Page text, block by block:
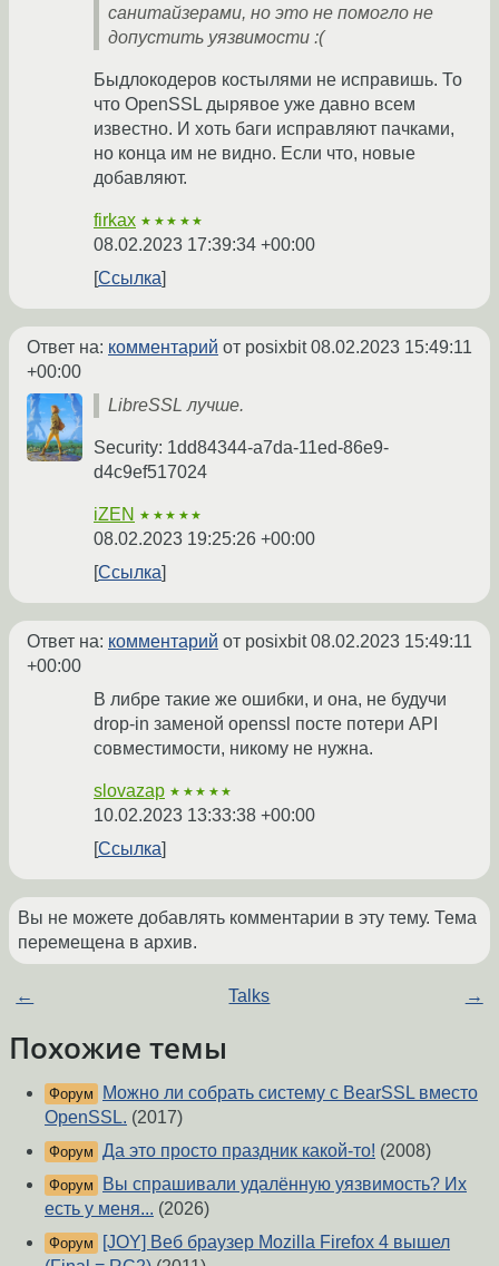
санитайзерами, но это не помогло не
допустить уязвимости :(
Быдлокодеров костылями не исправишь. То
что OpenSSL дырявое уже давно всем
известно. И хоть баги исправляют пачками,
но конца им не видно. Если что, новые
добавляют.
firkax ★★★★★
08.02.2023 17:39:34 +00:00
Ссылка
Ответ на: комментарий от posixbit08.02.2023 15:49:11
+00:00
LibreSSL лучше.
Security: 1dd84344-a7da-11ed-86e9-
d4c9ef517024
iZEN ★★★★★
08.02.2023 19:25:26 +00:00
Ссылка
Ответ на: комментарий от posixbit08.02.2023 15:49:11
+00:00
В либре такие же ошибки, и она, не будучи
drop-in заменой openssl посте потери API
совместимости, никому не нужна.
slovazap ★★★★★
10.02.2023 13:33:38 +00:00
Ссылка
Вы не можете добавлять комментарии в эту тему. Тема
перемещена в архив.
← Talks →
Похожие темы
Форум
Можно ли собрать систему с BearSSL вместо
OpenSSL. (2017)
Форум Да это просто праздник какой-то! (2008)
Форум
Вы спрашивали удалённую уязвимость? Их
есть у меня... (2026)
Форум
[JOY] Веб браузер Mozilla Firefox 4 вышел